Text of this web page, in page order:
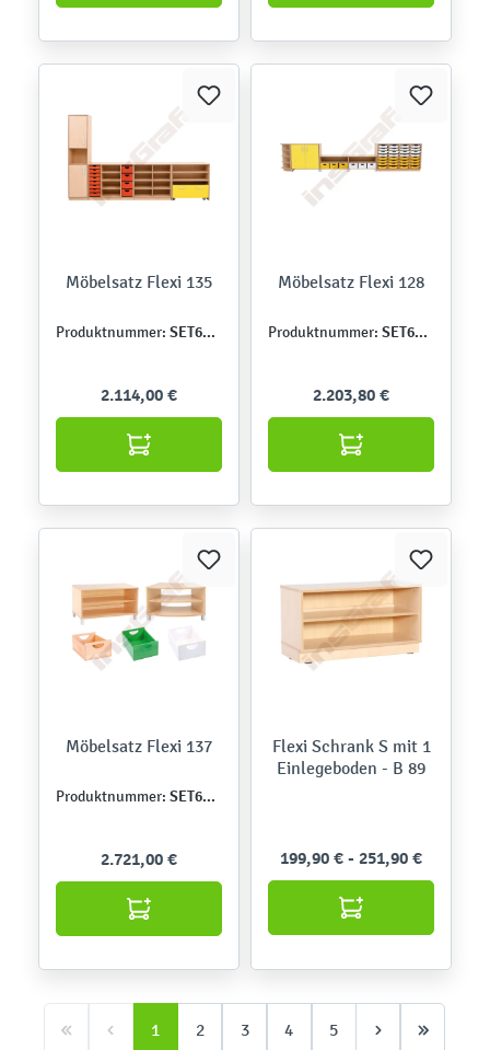
Möbelsatz Flexi 135
Produktnummer: SET6570
2.114,00 €
Möbelsatz Flexi 128
Produktnummer: SET6494
2.203,80 €
Möbelsatz Flexi 137
Produktnummer: SET6582
2.721,00 €
Flexi Schrank S mit 1
Einlegeboden - B 89
199,90 € - 251,90 €
1 2 3 4 5